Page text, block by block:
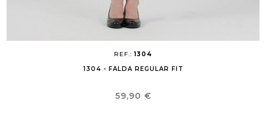
REF.:1304
1304 - FALDA REGULAR FIT
Precio
59,90 €